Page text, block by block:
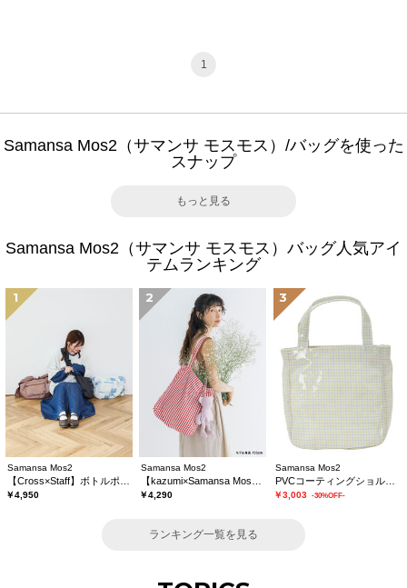
1
Samansa Mos2（サマンサ モスモス）/バッグを使った
スナップ
もっと見る
Samansa Mos2（サマンサ モスモス）バッグ人気アイ
テムランキング
1
Samansa Mos2
￥4,950
2
Samansa Mos2
￥4,290
3
Samansa Mos2
PVCコーティングショルダーバッグ
￥3,003 -30%OFF-
ランキング一覧を見る